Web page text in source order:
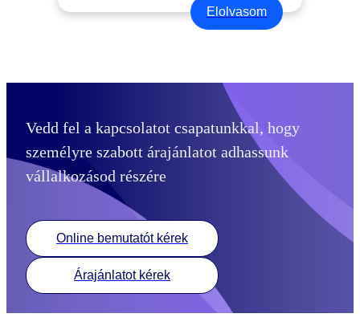
Elolvasom
Vedd fel a kapcsolatot csapatunkkal, hogy
személyre szabott árajánlatot adhassunk
vállalkozásod részére
Online bemutatót kérek
Árajánlatot kérek